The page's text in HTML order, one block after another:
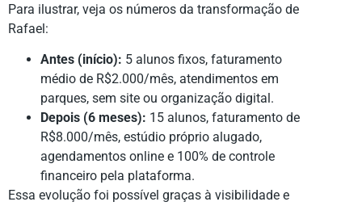
Para ilustrar, veja os números da transformação de
Rafael:
Antes (início): 5 alunos fixos, faturamento
médio de R$2.000/mês, atendimentos em
parques, sem site ou organização digital.
Depois (6 meses): 15 alunos, faturamento de
R$8.000/mês, estúdio próprio alugado,
agendamentos online e 100% de controle
financeiro pela plataforma.
Essa evolução foi possível graças à visibilidade e